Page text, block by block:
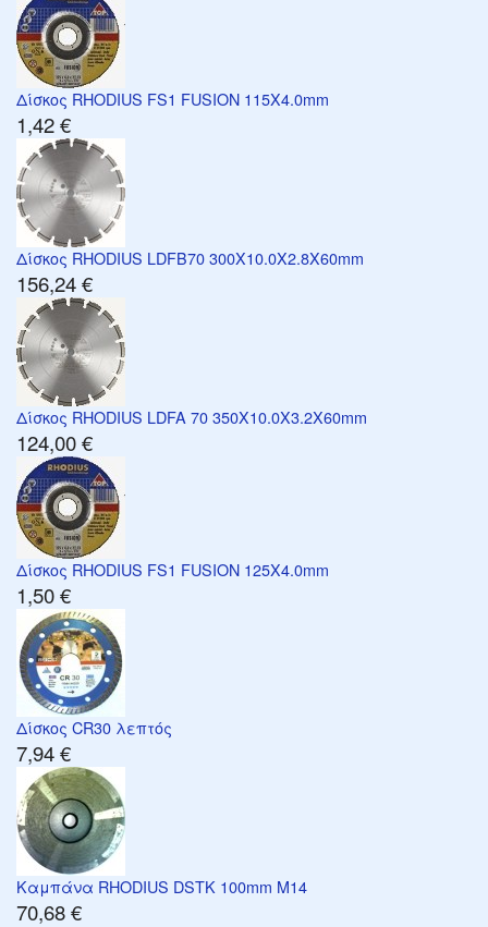
Δίσκος RHODIUS FS1 FUSION 115X4.0mm
1,42 €
Δίσκος RHODIUS LDFB70 300X10.0X2.8X60mm
156,24 €
Δίσκος RHODIUS LDFA 70 350X10.0X3.2X60mm
124,00 €
Δίσκος RHODIUS FS1 FUSION 125X4.0mm
1,50 €
Δίσκος CR30 λεπτός
7,94 €
Καμπάνα RHODIUS DSTK 100mm M14
70,68 €